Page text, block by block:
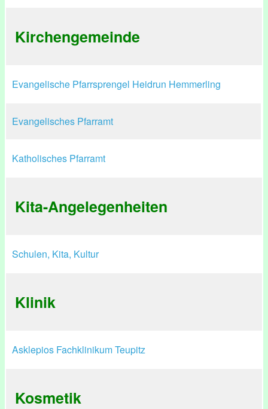
Kirchengemeinde
Evangelische Pfarrsprengel Heidrun Hemmerling
Evangelisches Pfarramt
Katholisches Pfarramt
Kita-Angelegenheiten
Schulen, Kita, Kultur
Klinik
Asklepios Fachklinikum Teupitz
Kosmetik